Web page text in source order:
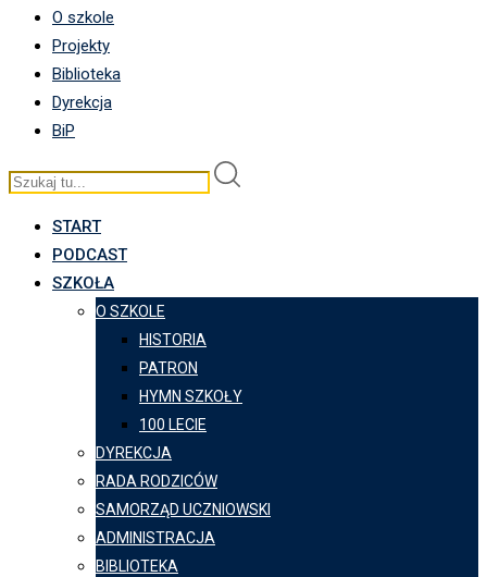
O szkole
Projekty
Biblioteka
Dyrekcja
BiP
START
PODCAST
SZKOŁA
O SZKOLE
HISTORIA
PATRON
HYMN SZKOŁY
100 LECIE
DYREKCJA
RADA RODZICÓW
SAMORZĄD UCZNIOWSKI
ADMINISTRACJA
BIBLIOTEKA